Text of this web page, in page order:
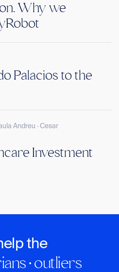
Why we
Palacios to the
Andreu · Cesar
Investment
the
· outliers